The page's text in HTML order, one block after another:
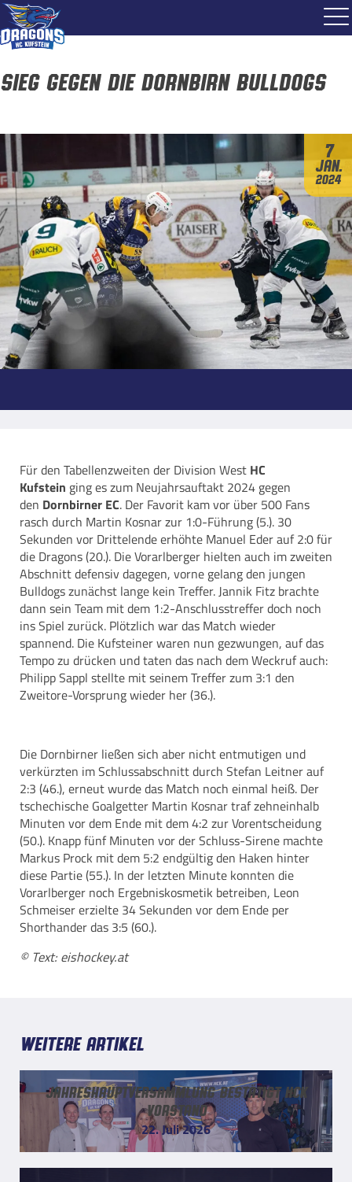
Sieg gegen die Dornbirn Bulldogs
7
Jan.
2024
Für den Tabellenzweiten der Division West HC
Kufstein ging es zum Neujahrsauftakt 2024 gegen
den Dornbirner EC. Der Favorit kam vor über 500 Fans
rasch durch Martin Kosnar zur 1:0-Führung (5.). 30
Sekunden vor Drittelende erhöhte Manuel Eder auf 2:0 für
die Dragons (20.). Die Vorarlberger hielten auch im zweiten
Abschnitt defensiv dagegen, vorne gelang den jungen
Bulldogs zunächst lange kein Treffer. Jannik Fitz brachte
dann sein Team mit dem 1:2-Anschlusstreffer doch noch
ins Spiel zurück. Plötzlich war das Match wieder
spannend. Die Kufsteiner waren nun gezwungen, auf das
Tempo zu drücken und taten das nach dem Weckruf auch:
Philipp Sappl stellte mit seinem Treffer zum 3:1 den
Zweitore-Vorsprung wieder her (36.).
Die Dornbirner ließen sich aber nicht entmutigen und
verkürzten im Schlussabschnitt durch Stefan Leitner auf
2:3 (46.), erneut wurde das Match noch einmal heiß. Der
tschechische Goalgetter Martin Kosnar traf zehneinhalb
Minuten vor dem Ende mit dem 4:2 zur Vorentscheidung
(50.). Knapp fünf Minuten vor der Schluss-Sirene machte
Markus Prock mit dem 5:2 endgültig den Haken hinter
diese Partie (55.). In der letzten Minute konnten die
Vorarlberger noch Ergebniskosmetik betreiben, Leon
Schmeiser erzielte 34 Sekunden vor dem Ende per
Shorthander das 3:5 (60.).
© Text: eishockey.at
Weitere Artikel
Jahreshauptversammlung bestätigt HCK
Vorstand
22. Juli 2026